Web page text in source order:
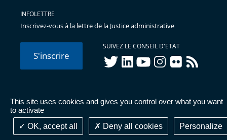
This site uses cookies and gives you control over what you want
to activate
OK, accept all
Deny all cookies Personalize
INFOLETTRE
Inscrivez-vous à la lettre de la Justice administrative
S'inscrire
SUIVEZ LE CONSEIL D'ETAT
twitterlinkedInyoutubeinstagram
flickr rss
© Conseil d'État 2026 - Mentions légales
Données
personnelles-Publications administratives-Accessibilité :
partiellement conforme